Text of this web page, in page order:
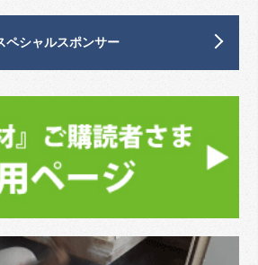
ペシャルスポンサー